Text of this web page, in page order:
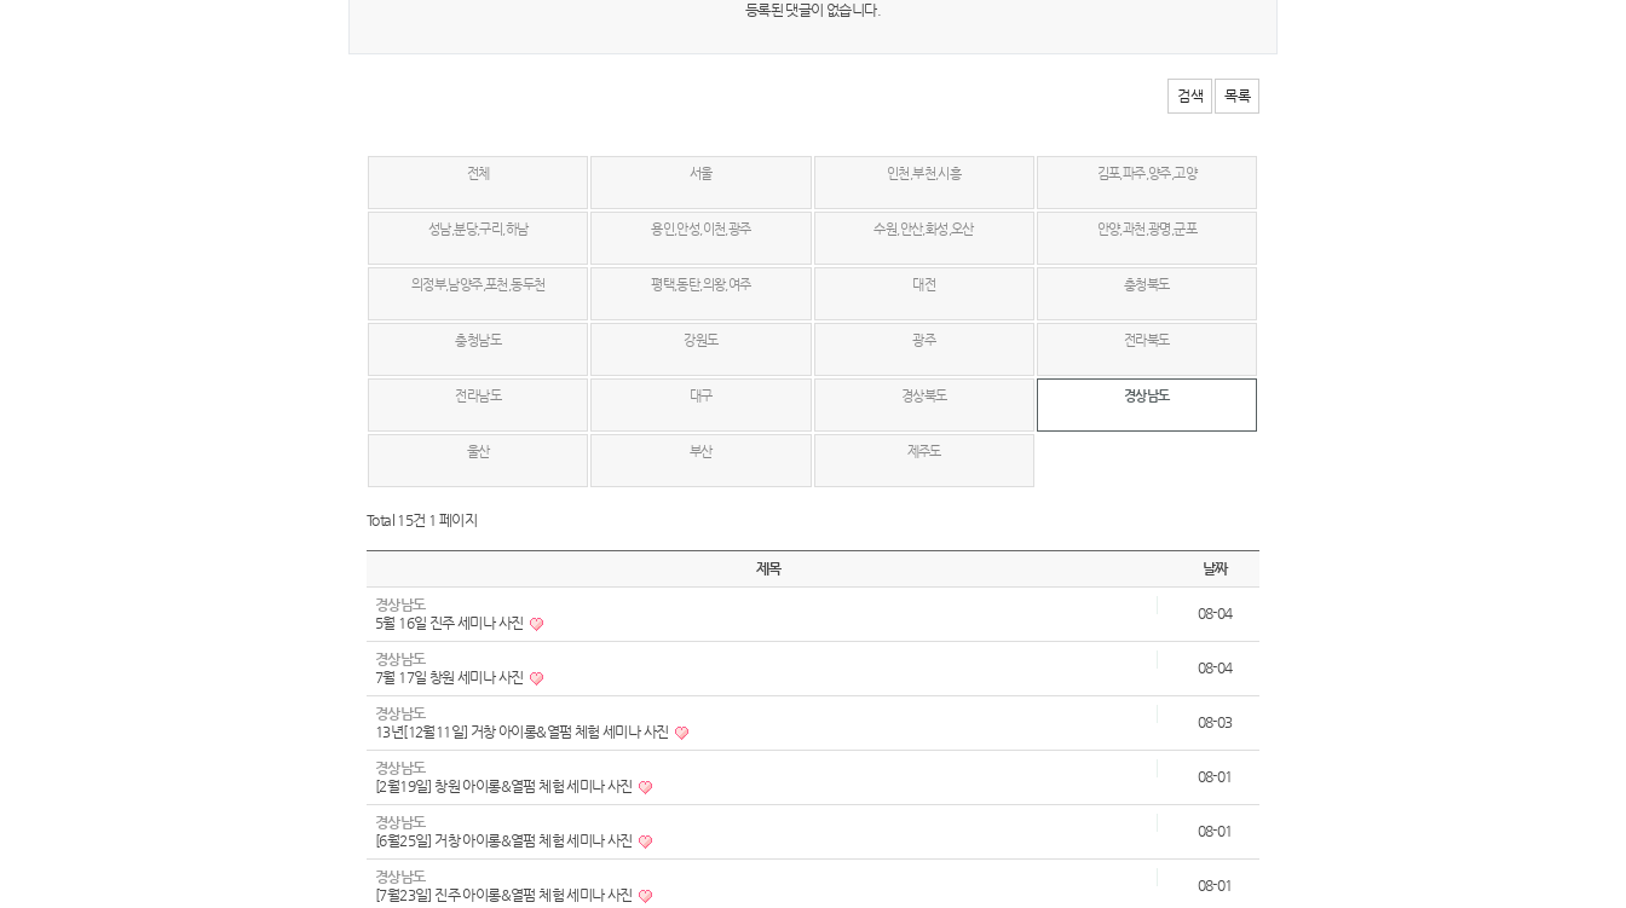
등록된 댓글이 없습니다.
검색 목록
전체 서울 인천,부천,시흥 김포,파주,양주,고양
성남,분당,구리,하남 용인,안성,이천,광주 수원,안산,화성,오산 안양,과천,광명,군포
의정부,남양주,포천,동두천 평택,동탄,의왕,여주 대전 충청북도
충청남도 강원도 광주 전라북도
전라남도 대구 경상북도 경상남도
울산 부산 제주도
Total 15건 1 페이지
제목 날짜
경상남도
5월 16일 진주 세미나 사진
08-04
경상남도
7월 17일 창원 세미나 사진
08-04
경상남도
13년[12월11일] 거창 아이롱&열펌 체험 세미나 사진
08-03
경상남도
[2월19일] 창원 아이롱&열펌 체험 세미나 사진
08-01
경상남도
[6월25일] 거창 아이롱&열펌 체험 세미나 사진
08-01
경상남도
[7월23일] 진주 아이롱&열펌 체험 세미나 사진
08-01